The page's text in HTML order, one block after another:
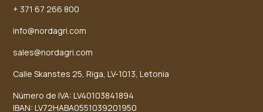
+ 371 67 266 800
info@nordagri.com
sales@nordagri.com
Calle Skanstes 25, Riga, LV-1013, Letonia
Número de IVA: LV40103841894
IBAN: LV72HABA0551039201950